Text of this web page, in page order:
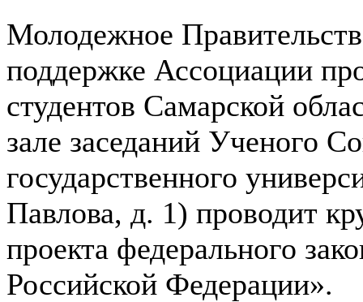
Молодежное
поддержке Ассоциации
студентов Самарской
зале заседаний Ученого
государственного
Павлова, д. 1) проводит
проекта федерального
Российской Федерации».